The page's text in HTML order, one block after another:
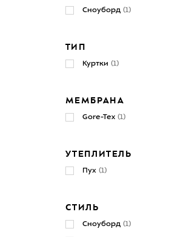
Сноуборд (1)
ТИП
Куртки (1)
МЕМБРАНА
Gore-Tex (1)
УТЕПЛИТЕЛЬ
Пух (1)
СТИЛЬ
Сноуборд (1)